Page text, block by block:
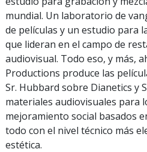
mundial. Un laboratorio de
de películas y un estudio para
que lideran en el campo de
audiovisual. Todo eso, y más,
Productions produce las
Sr. Hubbard sobre Dianetics y
materiales audiovisuales para
mejoramiento social basados
todo con el nivel técnico más
estética.